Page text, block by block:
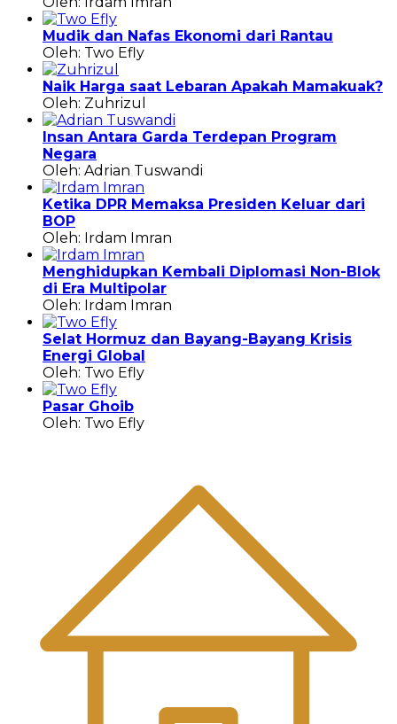
Mudik dan Nafas Ekonomi dari Rantau
Oleh: Two Efly
Naik Harga saat Lebaran Apakah Mamakuak?
Oleh: Zuhrizul
Insan Antara Garda Terdepan Program
Negara
Oleh: Adrian Tuswandi
Ketika DPR Memaksa Presiden Keluar dari
BOP
Oleh: Irdam Imran
Menghidupkan Kembali Diplomasi Non-Blok
di Era Multipolar
Oleh: Irdam Imran
Selat Hormuz dan Bayang-Bayang Krisis
Energi Global
Oleh: Two Efly
Pasar Ghoib
Oleh: Two Efly